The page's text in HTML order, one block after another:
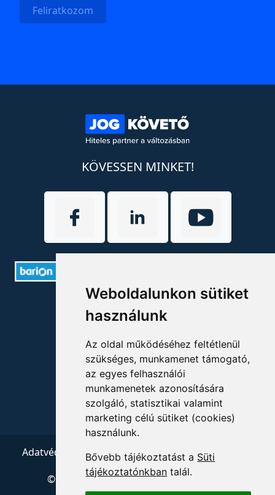
Weboldalunkon sütiket
használunk
Az oldal működéséhez feltétlenül
szükséges, munkamenet támogató,
az egyes felhasználói
munkamenetek azonosítására
szolgáló, statisztikai valamint
marketing célú sütiket (cookies)
használunk.
Bővebb tájékoztatást a Süti
tájékoztatónkban talál.
Feliratkozom
KÖVESSEN MINKET!
ELÉRHETŐSÉGEK
info@mprx.hu
Adatvédelem ÁSZF Impresszum
Kapcsolat
© 2026 Copyright:Menedzserpraxis.hu